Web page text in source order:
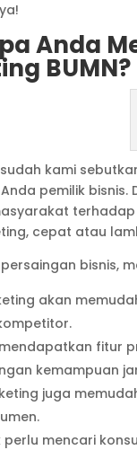
Anda
BUMN?
kami
pemilik
cepat atau
bisnis,
akan
fitur
kemampuan
juga
perlu mencari